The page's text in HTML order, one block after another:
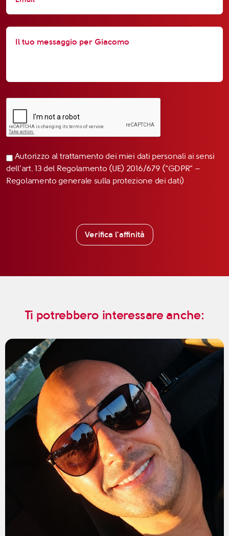
Autorizzo al trattamento dei miei dati personali ai sensi
dell’art. 13 del Regolamento (UE) 2016/679 (“GDPR” –
Regolamento generale sulla protezione dei dati)
Verifica l'affinità
Ti potrebbero interessare anche: